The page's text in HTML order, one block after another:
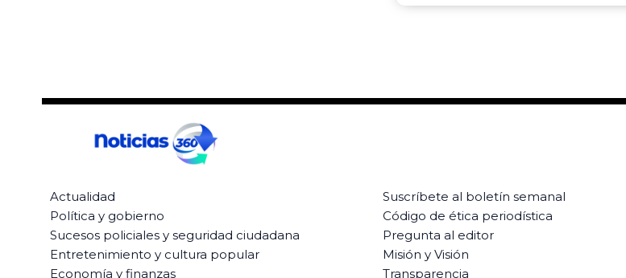
Actualidad
Política y gobierno
Sucesos policiales y seguridad ciudadana
Entretenimiento y cultura popular
Economía y finanzas
Suscríbete al boletín semanal
Código de ética periodística
Pregunta al editor
Misión y Visión
Transparencia